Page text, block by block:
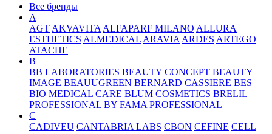
Все бренды
A
AGT AKVAVITA ALFAPARF MILANO ALLURA
ESTHETICS ALMEDICAL ARAVIA ARDES ARTEGO
ATACHE
B
BB LABORATORIES BEAUTY CONCEPT BEAUTY
IMAGE BEAUUGREEN BERNARD CASSIERE BES
BIO MEDICAL CARE BLUM COSMETICS BRELIL
PROFESSIONAL BY FAMA PROFESSIONAL
C
CADIVEU CANTABRIA LABS CBON CEFINE CELL